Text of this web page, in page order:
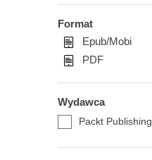
Format
Epub/Mobi
PDF
Wydawca
Packt Publishing